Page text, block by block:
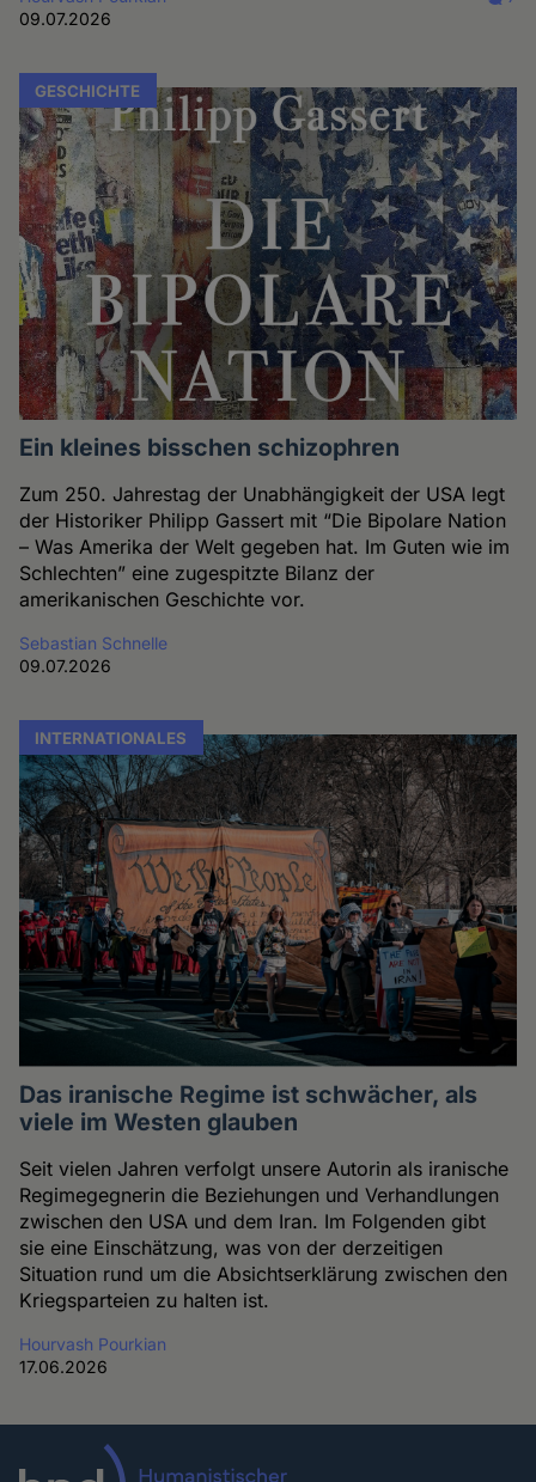
09.07.2026
GESCHICHTE
Ein kleines bisschen schizophren
Zum 250. Jahrestag der Unabhängigkeit der USA legt
der Historiker Philipp Gassert mit “Die Bipolare Nation
– Was Amerika der Welt gegeben hat. Im Guten wie im
Schlechten” eine zugespitzte Bilanz der
amerikanischen Geschichte vor.
Sebastian Schnelle
09.07.2026
INTERNATIONALES
Das iranische Regime ist schwächer, als
viele im Westen glauben
Seit vielen Jahren verfolgt unsere Autorin als iranische
Regimegegnerin die Beziehungen und Verhandlungen
zwischen den USA und dem Iran. Im Folgenden gibt
sie eine Einschätzung, was von der derzeitigen
Situation rund um die Absichtserklärung zwischen den
Kriegsparteien zu halten ist.
Hourvash Pourkian
17.06.2026